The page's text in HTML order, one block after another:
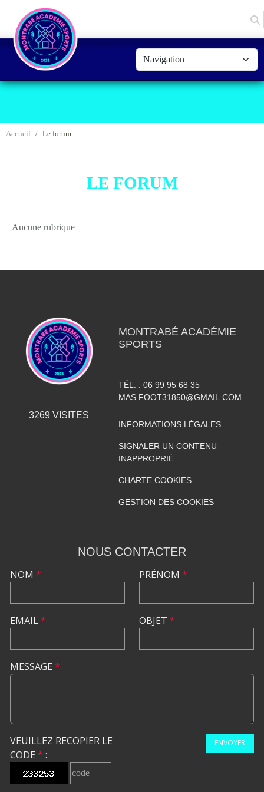
Accueil Le forum
LE FORUM
Aucune rubrique
3269 VISITES
MONTRABÉ ACADÉMIE
SPORTS
TÉL. : 06 99 95 68 35
MAS.FOOT31850@GMAIL.COM
INFORMATIONS LÉGALES
SIGNALER UN CONTENU
INAPPROPRIÉ
CHARTE COOKIES
GESTION DES COOKIES
NOUS CONTACTER
NOM *
EMAIL*
PRÉNOM *
OBJET *
MESSAGE *
VEUILLEZ RECOPIER LE
CODE * :
ENVOYER
Panneau de gestion des cookies